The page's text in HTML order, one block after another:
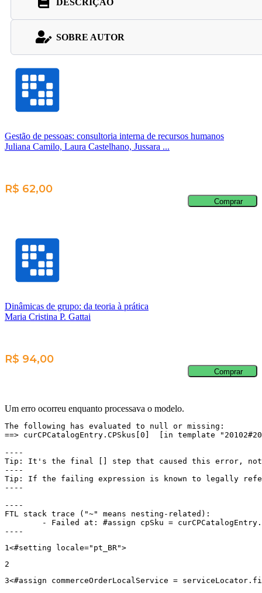
SOBRE AUTOR
Gestão de pessoas: consultoria interna de recursos humanos
Juliana Camilo, Laura Castelhano, Jussara ...
R$ 62,00
Comprar
Dinâmicas de grupo: da teoria à prática
Maria Cristina P. Gattai
R$ 94,00
Comprar
Um erro ocorreu enquanto processava o modelo.
The following has evaluated to null or missing:
==> curCPCatalogEntry.CPSkus[0]  [in template
----
Tip: It's the final [] step that caused this error,
----
Tip: If the failing expression is known to legally refer
----
----
FTL stack trace ("~" means nesting-related):
----
1 <#setting locale="pt_BR">
2
3<#assign commerceOrderLocalService =